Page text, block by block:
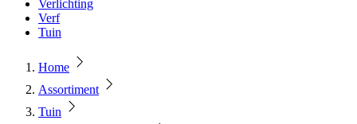
Verlichting
Verf
Tuin
Home
Assortiment
Tuin